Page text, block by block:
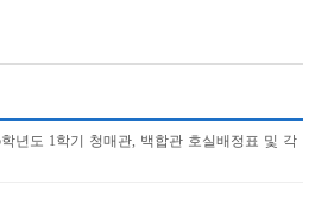
학년도 1학기 청매관, 백합관 호실배정표 및 각